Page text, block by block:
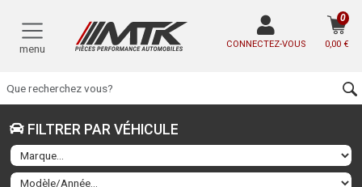
menu CONNECTEZ-VOUS 0,00 €
0
FILTRER PAR VÉHICULE